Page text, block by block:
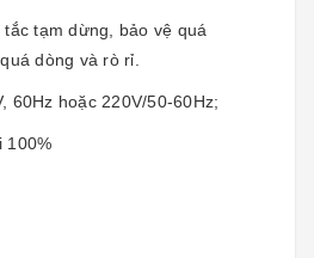
tạm dừng, bảo vệ quá
dòng và rò rỉ.
60Hz hoặc 220V/50-60Hz;
100%